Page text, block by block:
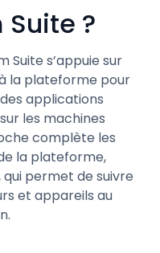
Suite ?
Suite s’appuie sur
la plateforme pour
applications
les machines
complète les
la plateforme,
qui permet de suivre
et appareils au